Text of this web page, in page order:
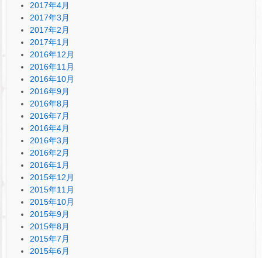
2017年4月
2017年3月
2017年2月
2017年1月
2016年12月
2016年11月
2016年10月
2016年9月
2016年8月
2016年7月
2016年4月
2016年3月
2016年2月
2016年1月
2015年12月
2015年11月
2015年10月
2015年9月
2015年8月
2015年7月
2015年6月